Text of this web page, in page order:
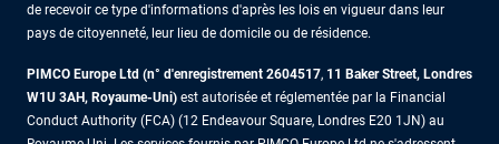
de recevoir ce type d'informations d'après les lois en vigueur dans leur
pays de citoyenneté, leur lieu de domicile ou de résidence.
PIMCO Europe Ltd (n° d'enregistrement 2604517, 11 Baker Street, Londres
W1U 3AH, Royaume-Uni) est autorisée et réglementée par la Financial
Conduct Authority (FCA) (12 Endeavour Square, Londres E20 1JN) au